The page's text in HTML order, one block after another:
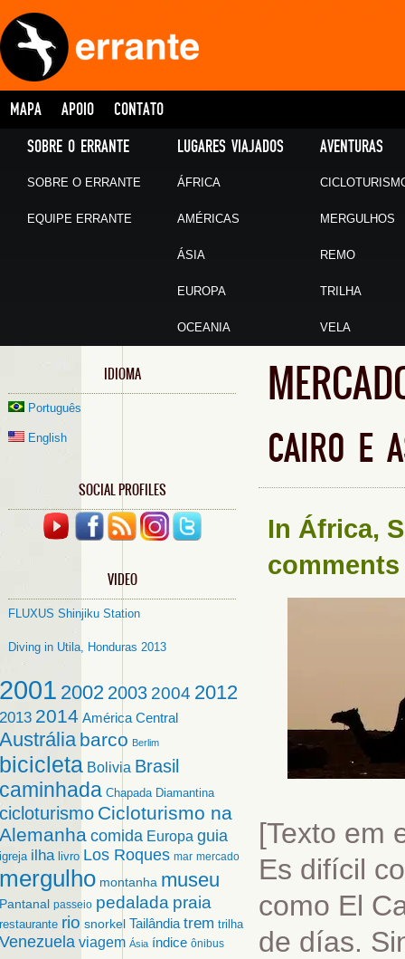
MAPA APOIO CONTATO
SOBRE O ERRANTE
SOBRE O ERRANTE
EQUIPE ERRANTE
LUGARES VIAJADOS
ÁFRICA
AMÉRICAS
ÁSIA
EUROPA
OCEANIA
AVENTURAS
MERGULHOS
REMO
TRILHA
VELA
IDIOMA
Português
English
SOCIAL PROFILES
VIDEO
FLUXUS Shinjiku Station
Diving in Utila, Honduras 2013
2001 2002 2003 2004 2012
2013 2014 América Central
Austrália barco Berlim
bicicleta Bolivia Brasil
caminhada Chapada Diamantina
cicloturismo Cicloturismo na
Alemanha comida Europa guia
igreja ilha livro Los Roques mar mercado
mergulho montanha museu
Pantanal passeio pedalada praia
restaurante rio snorkel Tailândia trem trilha
Venezuela viagem Ásia índice ônibus
CAIRO E
In África,
comments
[Texto em
Es difícil
como El
de días.